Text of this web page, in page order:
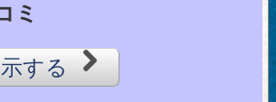
ミ
する